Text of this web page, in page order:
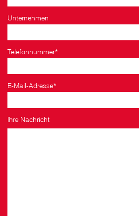
Unternehmen
Telefonnummer*
E-Mail-Adresse*
Ihre Nachricht